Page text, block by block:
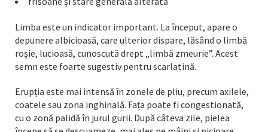
Limba este un indicator important. La început, apare o
depunere albicioasă, care ulterior dispare, lăsând o limbă
roșie, lucioasă, cunoscută drept „limbă zmeurie”. Acest
semn este foarte sugestiv pentru scarlatină.
Erupția este mai intensă în zonele de pliu, precum axilele,
coatele sau zona inghinală. Fața poate fi congestionată,
cu o zonă palidă în jurul gurii. După câteva zile, pielea